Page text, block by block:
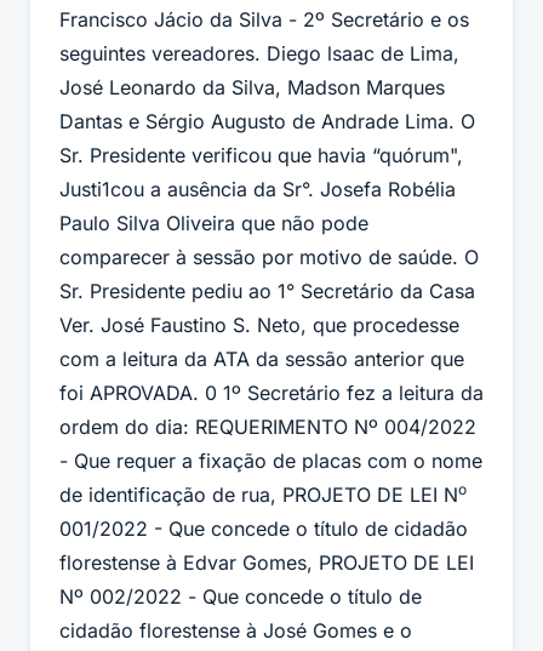
Francisco Jácio da Silva - 2º Secretário e os
seguintes vereadores. Diego lsaac de Lima,
José Leonardo da Silva, Madson Marques
Dantas e Sérgio Augusto de Andrade Lima. O
Sr. Presidente verificou que havia “quórum",
Justi1cou a ausência da Sr°. Josefa Robélia
Paulo Silva Oliveira que não pode
comparecer à sessão por motivo de saúde. O
Sr. Presidente pediu ao 1° Secretário da Casa
Ver. José Faustino S. Neto, que procedesse
com a leitura da ATA da sessão anterior que
foi APROVADA. 0 1º Secretário fez a leitura da
ordem do dia: REQUERIMENTO Nº 004/2022
- Que requer a fixação de placas com o nome
de identificação de rua, PROJETO DE LEI No
001/2022 - Que concede o título de cidadão
florestense à Edvar Gomes, PROJETO DE LEI
Nº 002/2022 - Que concede o título de
cidadão florestense à José Gomes e o